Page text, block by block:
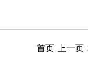
首页 上一页